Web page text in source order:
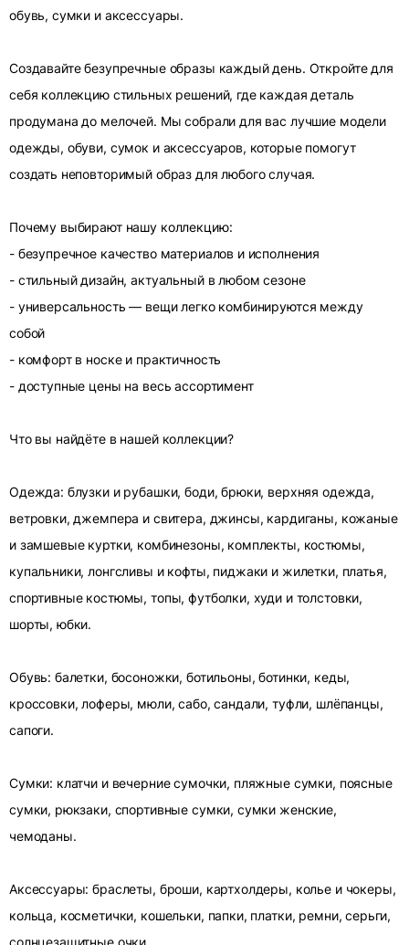
обувь, сумки и аксессуары.
Создавайте безупречные образы каждый день. Откройте для
себя коллекцию стильных решений, где каждая деталь
продумана до мелочей. Мы собрали для вас лучшие модели
одежды, обуви, сумок и аксессуаров, которые помогут
создать неповторимый образ для любого случая.
Почему выбирают нашу коллекцию:
- безупречное качество материалов и исполнения
- стильный дизайн, актуальный в любом сезоне
- универсальность — вещи легко комбинируются между
собой
- комфорт в носке и практичность
- доступные цены на весь ассортимент
Что вы найдёте в нашей коллекции?
Одежда: блузки и рубашки, боди, брюки, верхняя одежда,
ветровки, джемпера и свитера, джинсы, кардиганы, кожаные
и замшевые куртки, комбинезоны, комплекты, костюмы,
купальники, лонгсливы и кофты, пиджаки и жилетки, платья,
спортивные костюмы, топы, футболки, худи и толстовки,
шорты, юбки.
Обувь: балетки, босоножки, ботильоны, ботинки, кеды,
кроссовки, лоферы, мюли, сабо, сандали, туфли, шлёпанцы,
сапоги.
Сумки: клатчи и вечерние сумочки, пляжные сумки, поясные
сумки, рюкзаки, спортивные сумки, сумки женские,
чемоданы.
Аксессуары: браслеты, броши, картхолдеры, колье и чокеры,
кольца, косметички, кошельки, папки, платки, ремни, серьги,
солнцезащитные очки.